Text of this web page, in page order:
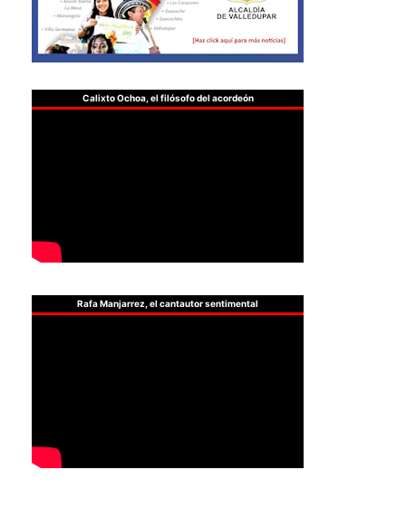
Calixto Ochoa, el filósofo del acordeón
Rafa Manjarrez, el cantautor sentimental